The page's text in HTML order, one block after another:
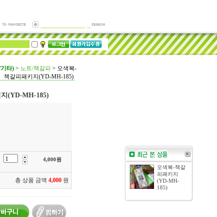
타) > 노트/책갈피 > 오색복-
책갈피패키지(YD-MH-185)
(YD-MH-185)
4,000원
총 상품 금액 4,000 원
오색복-책갈
피패키지
(YD-MH-
185)